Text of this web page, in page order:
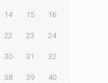
14 15 16
22 23 24
30 31 32
38 39 40